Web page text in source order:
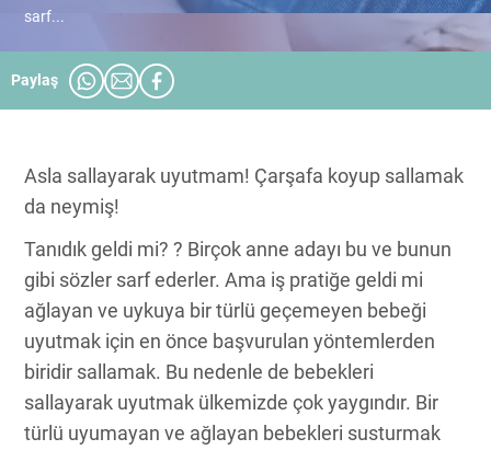
sarf...
Paylaş
Asla sallayarak uyutmam! Çarşafa koyup sallamak
da neymiş!
Tanıdık geldi mi? ? Birçok anne adayı bu ve bunun
gibi sözler sarf ederler. Ama iş pratiğe geldi mi
ağlayan ve uykuya bir türlü geçemeyen bebeği
uyutmak için en önce başvurulan yöntemlerden
biridir sallamak. Bu nedenle de bebekleri
sallayarak uyutmak ülkemizde çok yaygındır. Bir
türlü uyumayan ve ağlayan bebekleri susturmak